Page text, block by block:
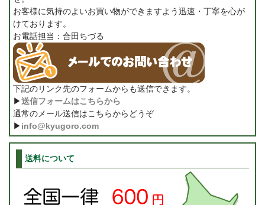
お客様に気持のよいお買い物ができますよう迅速・丁寧を心が
けております。
お電話担当：合田ちづる
下記のリンク先のフォームからも送信できます。
▶送信フォームはこちらから
通常のメール送信はこちらからどうぞ
▶ info@kyugoro.com
送料について